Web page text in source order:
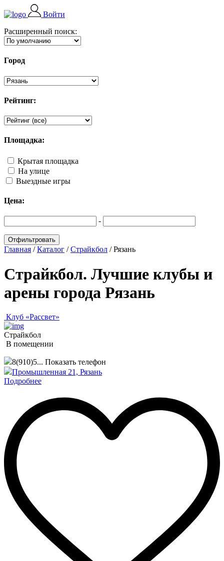
Войти
Расширенный поиск:
Город
Рейтинг:
Площадка:
Крытая площадка
На улице
Выездные игры
Цена:
-
Главная /Каталог /Страйкбол /Рязань
Страйкбол. Лучшие клубы и
арены города Рязань
Клуб «Рассвет»
Страйкбол
В помещении
8(910)5... Показать телефон
Промышленная 21, Рязань
Подробнее